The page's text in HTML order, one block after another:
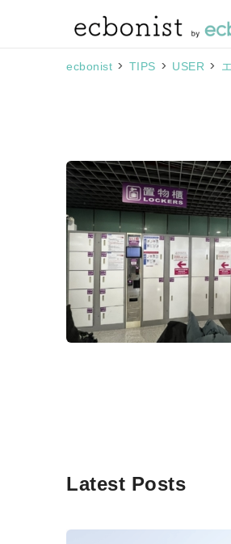
ecbonist > TIPS > USER >
Latest Posts